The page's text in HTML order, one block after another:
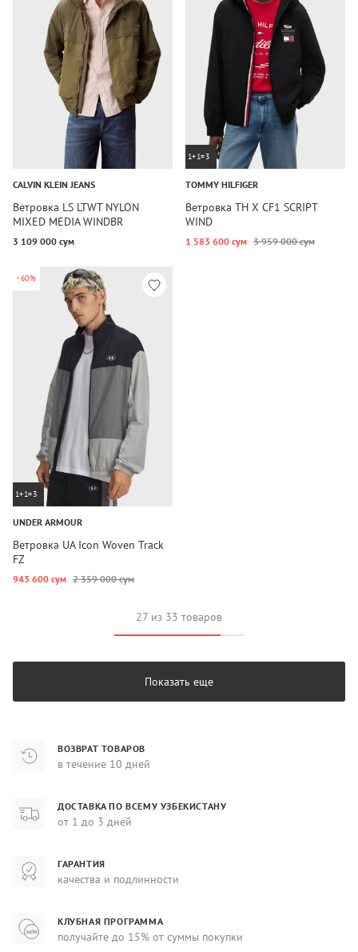
CALVIN KLEIN JEANS
Ветровка LS LTWT NYLON
MIXED MEDIA WINDBR
3 109 000 сум
1+1=3
TOMMY HILFIGER
Ветровка TH X CF1 SCRIPT
WIND
1 583 600 сум 3 959 000 сум
-60%
1+1=3
UNDER ARMOUR
Ветровка UA Icon Woven Track
FZ
943 600 сум 2 359 000 сум
27 из 33 товаров
Показать еще
ВОЗВРАТ ТОВАРОВ
в течение 10 дней
ДОСТАВКА ПО ВСЕМУ УЗБЕКИСТАНУ
от 1 до 3 дней
ГАРАНТИЯ
качества и подлинности
КЛУБНАЯ ПРОГРАММА
получайте до 15% от суммы покупки